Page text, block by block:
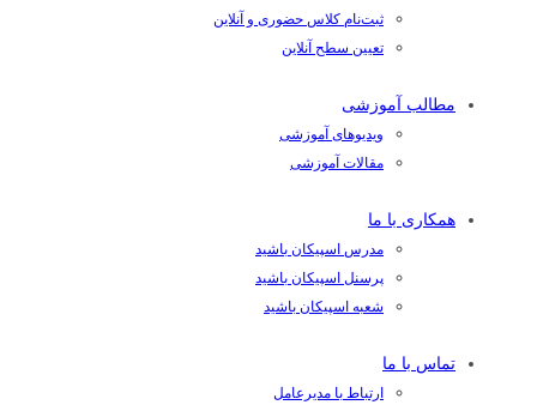
ثبت‌نام کلاس حضوری و آنلاین
تعیین سطح آنلاین
مطالب آموزشی
ویدیوهای آموزشی
مقالات آموزشی
همکاری با ما
مدرس اسپیکان باشید
پرسنل اسپیکان باشید
شعبه اسپیکان باشید
تماس با ما
ارتباط با مدیرعامل